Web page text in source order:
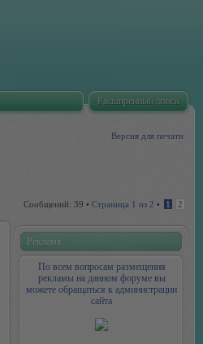
Расширенный поиск
Версия для печати
Сообщений: 39 • Страница 1 из 2 • 1 2
Реклама
По всем вопросам размещения
рекламы на данном форуме вы
можете обращаться к администрации
сайта